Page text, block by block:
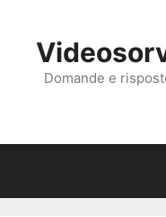
contenuto
Domande e